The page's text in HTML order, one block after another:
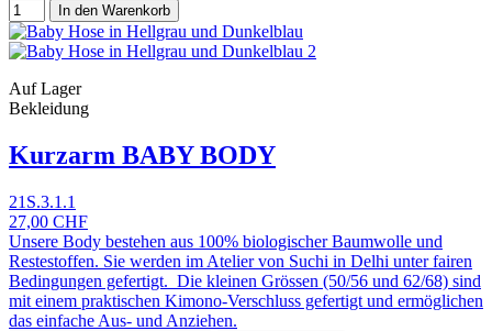
In den Warenkorb
Auf Lager
Bekleidung
Kurzarm BABY BODY
21S.3.1.1
27,00 CHF
Unsere Body bestehen aus 100% biologischer Baumwolle und
Restestoffen. Sie werden im Atelier von Suchi in Delhi unter fairen
Bedingungen gefertigt. Die kleinen Grössen (50/56 und 62/68) sind
mit einem praktischen Kimono-Verschluss gefertigt und ermöglichen
das einfache Aus- und Anziehen.